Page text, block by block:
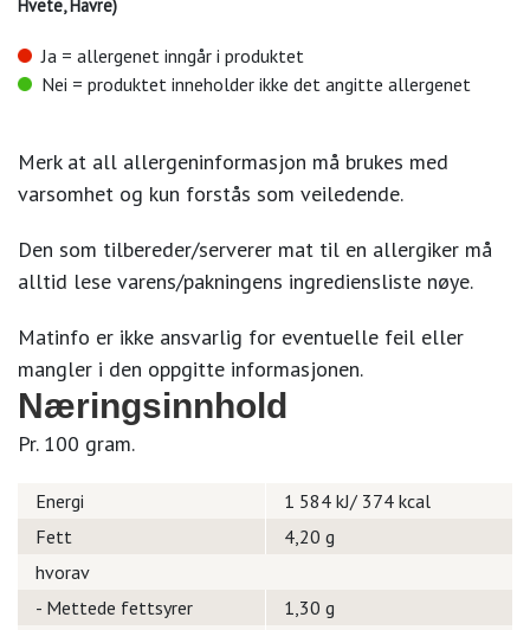
Hvete, Havre)
Ja = allergenet inngår i produktet
Nei = produktet inneholder ikke det angitte allergenet
Merk at all allergeninformasjon må brukes med
varsomhet og kun forstås som veiledende.
Den som tilbereder/serverer mat til en allergiker må
alltid lese varens/pakningens ingrediensliste nøye.
Matinfo er ikke ansvarlig for eventuelle feil eller
mangler i den oppgitte informasjonen.
Næringsinnhold
Pr. 100 gram.
Energi
1 584 kJ/ 374 kcal
Fett
4,20 g
hvorav
- Mettede fettsyrer
1,30 g